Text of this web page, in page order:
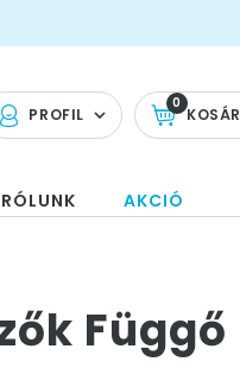
PROFIL KOSÁR
0
RÓLUNK AKCIÓ
Függő